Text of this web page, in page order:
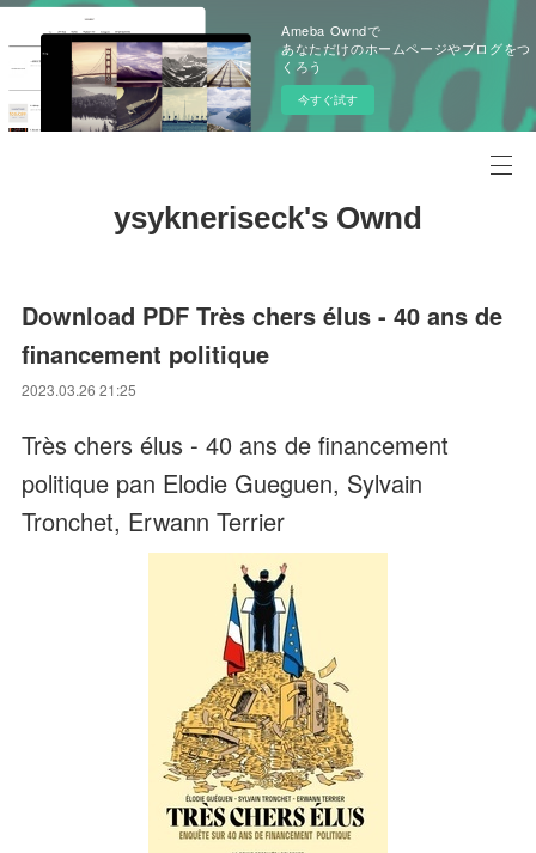
Ameba Owndで
あなただけのホームページやブログをつ
くろう
今すぐ試す
ysykneriseck's Ownd
Download PDF Très chers élus - 40 ans de
financement politique
2023.03.26 21:25
Très chers élus - 40 ans de financement
politique pan Elodie Gueguen, Sylvain
Tronchet, Erwann Terrier